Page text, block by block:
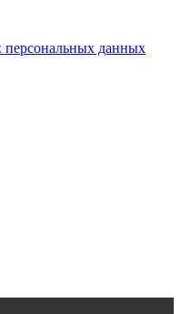
персональных данных